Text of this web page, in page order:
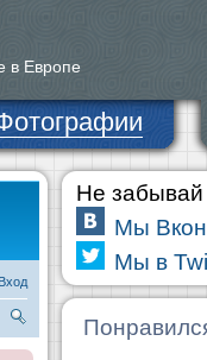
в Европе
Вход
Не забывай
Мы
Мы в